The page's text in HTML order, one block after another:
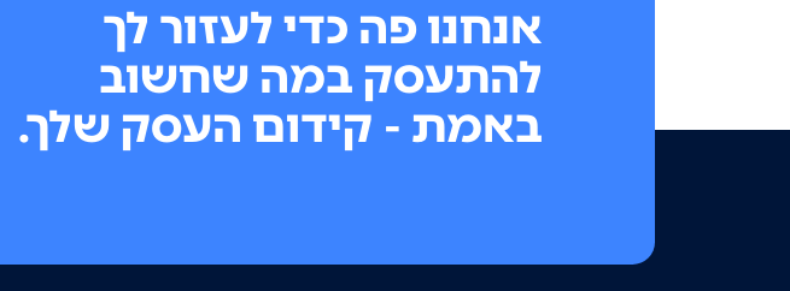
אנחנו פה כדי לעזור לך
להתעסק במה שחשוב
באמת - קידום העסק שלך.